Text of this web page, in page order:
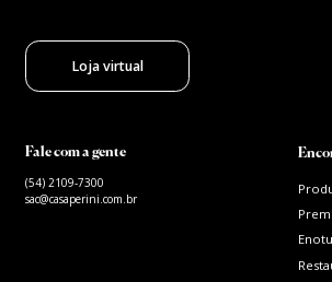
Loja virtual
Fale com a gente
(54) 2109-7300
sac@casaperini.com.br